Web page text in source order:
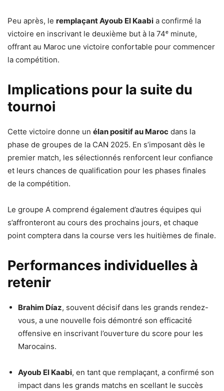
Peu après, le remplaçant Ayoub El Kaabi a confirmé la
victoire en inscrivant le deuxième but à la 74ᵉ minute,
offrant au Maroc une victoire confortable pour commencer
la compétition.
Implications pour la suite du
tournoi
Cette victoire donne un élan positif au Maroc dans la
phase de groupes de la CAN 2025. En s’imposant dès le
premier match, les sélectionnés renforcent leur confiance
et leurs chances de qualification pour les phases finales
de la compétition.
Le groupe A comprend également d’autres équipes qui
s’affronteront au cours des prochains jours, et chaque
point comptera dans la course vers les huitièmes de finale.
Performances individuelles à
retenir
Brahim Díaz, souvent décisif dans les grands rendez-
vous, a une nouvelle fois démontré son efficacité
offensive en inscrivant l’ouverture du score pour les
Marocains.
Ayoub El Kaabi, en tant que remplaçant, a confirmé son
impact dans les grands matchs en scellant le succès